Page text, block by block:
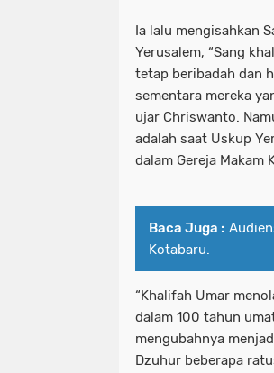
Ia lalu mengisahkan
Yerusalem, “Sang
tetap beribadah dan
sementara mereka
ujar Chriswanto.
adalah saat Uskup
dalam Gereja Makam
Baca Juga :
Kotabaru.
“Khalifah Umar
dalam 100 tahun
mengubahnya
Dzuhur beberapa